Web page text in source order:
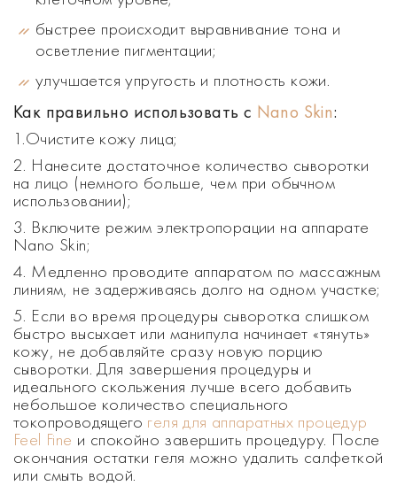
быстрее происходит выравнивание тона и
осветление пигментации;
улучшается упругость и плотность кожи.
Как правильно использовать с Nano Skin:
1.Очистите кожу лица;
2. Нанесите достаточное количество сыворотки
на лицо (немного больше, чем при обычном
использовании);
3. Включите режим электропорации на аппарате
Nano Skin;
4. Медленно проводите аппаратом по массажным
линиям, не задерживаясь долго на одном участке;
5. Если во время процедуры сыворотка слишком
быстро высыхает или манипула начинает «тянуть»
кожу, не добавляйте сразу новую порцию
сыворотки. Для завершения процедуры и
идеального скольжения лучше всего добавить
небольшое количество специального
токопроводящего геля для аппаратных процедур
Feel Fine и спокойно завершить процедуру. После
окончания остатки геля можно удалить салфеткой
или смыть водой.